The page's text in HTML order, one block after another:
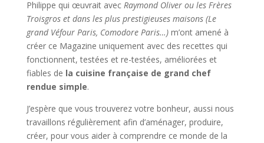
Philippe qui œuvrait avec Raymond Oliver ou les Frères
Troisgros et dans les plus prestigieuses maisons (Le
grand Véfour Paris, Comodore Paris…)m’ont amené à
créer ce Magazine uniquement avec des recettes qui
fonctionnent, testées et re-testées, améliorées et
fiables de la cuisine française de grand chef
rendue simple.
J’espère que vous trouverez votre bonheur, aussi nous
travaillons régulièrement afin d’aménager, produire,
créer, pour vous aider à comprendre ce monde de la